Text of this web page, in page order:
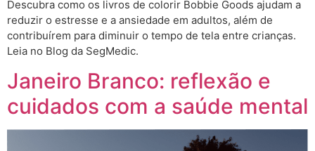
Descubra como os livros de colorir Bobbie Goods ajudam a
reduzir o estresse e a ansiedade em adultos, além de
contribuírem para diminuir o tempo de tela entre crianças.
Leia no Blog da SegMedic.
Janeiro Branco: reflexão e
cuidados com a saúde mental